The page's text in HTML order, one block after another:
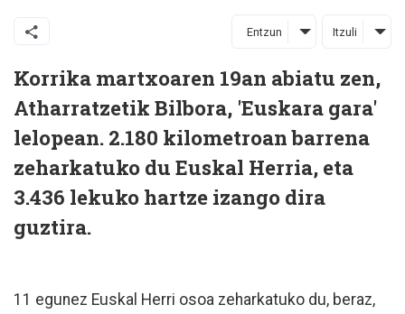
Entzun Itzuli
Korrika martxoaren 19an abiatu zen,
Atharratzetik Bilbora, 'Euskara gara'
lelopean. 2.180 kilometroan barrena
zeharkatuko du Euskal Herria, eta
3.436 lekuko hartze izango dira
guztira.
11 egunez Euskal Herri osoa zeharkatuko du, beraz,